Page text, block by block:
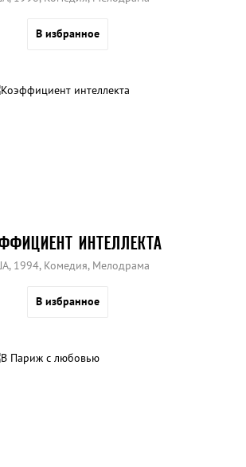
В избранное
ИНТЕЛЛЕКТА
1994, Комедия, Мелодрама
В избранное